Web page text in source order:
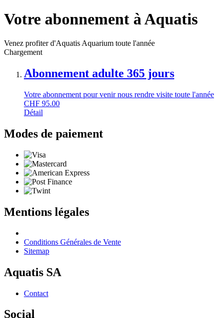
Votre abonnement à Aquatis
Venez profiter d'Aquatis Aquarium toute l'année
Chargement
Abonnement adulte 365 jours
Votre abonnement pour venir nous rendre visite toute l'année
CHF 95.00
Détail
Modes de paiement
Mentions légales
Conditions Générales de Vente
Sitemap
Aquatis SA
Contact
Social